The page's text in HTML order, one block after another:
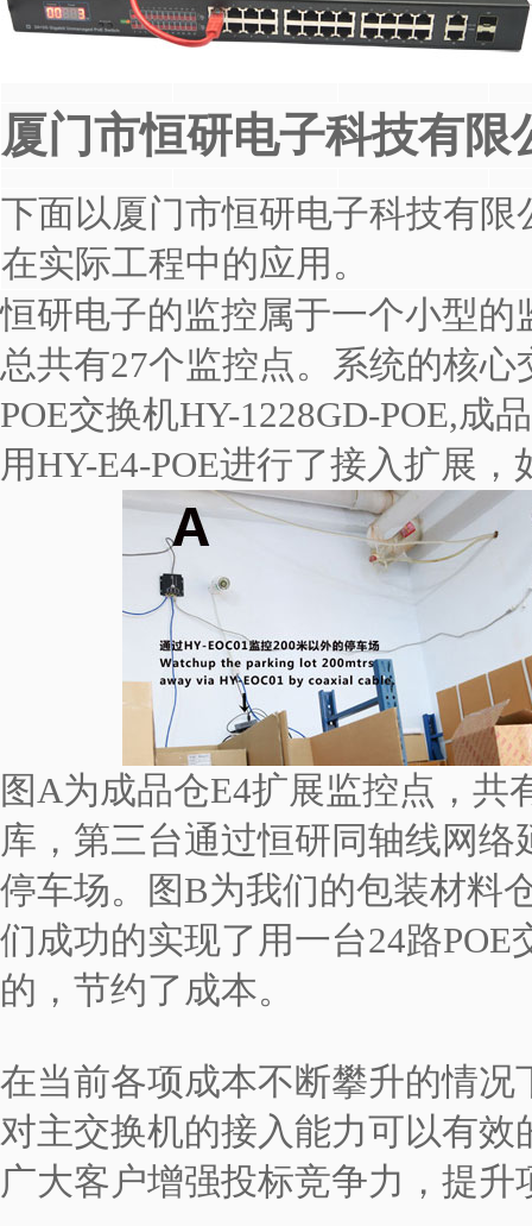
厦门市恒研电子科技有限
下面以厦门市恒研电子科技有
在实际工程中的应用。
恒研电子的监控属于一个小型
总共有27个监控点。系统的核
POE交换机HY-1228GD-POE,成
用HY-E4-POE进行了接入扩展，
图A为成品仓E4扩展监控点，共
库，第三台通过恒研同轴线网络
停车场。图B为我们的包装材料
们成功的实现了用一台24路
的，节约了成本。
在当前各项成本不断攀升的情况
对主交换机的接入能力可以有
广大客户增强投标竞争力，提